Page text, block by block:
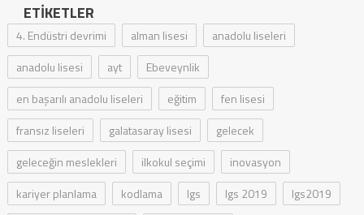
ETIKETLER
4. Endüstri devrimi alman lisesi
anadolu liseleri
anadolu lisesi
ayt
Ebeveynlik
en başarılı anadolu liseleri
eğitim
fen lisesi
fransız liseleri
galatasaray lisesi
gelecek
geleceğin meslekleri
ilkokul seçimi
inovasyon
kariyer planlama
kodlama lgs lgs 2019
lgs2019